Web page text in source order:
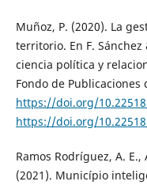
Muñoz, P. (2020). La
territorio. En F.
ciencia política y
Fondo de
https://doi.org/
https://doi.org/
Ramos Rodríguez, A.
(2021). Município